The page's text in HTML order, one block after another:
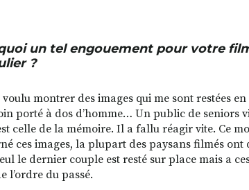
un tel engouement pour votre
?
voulu montrer des images qui me sont restées
porté à dos d’homme… Un public de seniors
celle de la mémoire. Il a fallu réagir vite. Ce
ces images, la plupart des paysans filmés
le dernier couple est resté sur place mais a
l’ordre du passé.